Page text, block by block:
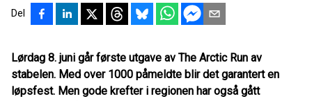
Del
Lørdag 8. juni går første utgave av The Arctic Run av
stabelen. Med over 1000 påmeldte blir det garantert en
løpsfest. Men gode krefter i regionen har også gått